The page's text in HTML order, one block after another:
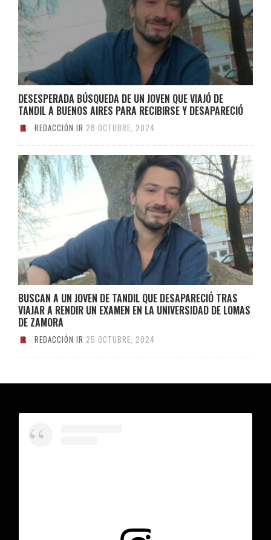
DESESPERADA BÚSQUEDA DE UN JOVEN QUE VIAJÓ DE
TANDIL A BUENOS AIRES PARA RECIBIRSE Y DESAPARECIÓ
REDACCIÓN IR 28 OCTUBRE, 2024
BUSCAN A UN JOVEN DE TANDIL QUE DESAPARECIÓ TRAS
VIAJAR A RENDIR UN EXAMEN EN LA UNIVERSIDAD DE LOMAS
DE ZAMORA
REDACCIÓN IR 25 OCTUBRE, 2024